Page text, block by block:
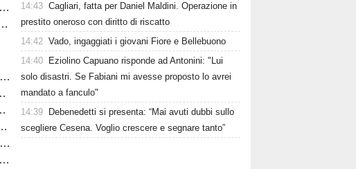
14:43 Cagliari, fatta per Daniel Maldini. Operazione in
prestito oneroso con diritto di riscatto
14:42 Vado, ingaggiati i giovani Fiore e Bellebuono
14:40
Eziolino Capuano risponde ad Antonini: "Lui
solo disastri. Se Fabiani mi avesse proposto lo avrei
mandato a fanculo"
14:39
Debenedetti si presenta: “Mai avuti dubbi sullo
scegliere Cesena. Voglio crescere e segnare tanto”